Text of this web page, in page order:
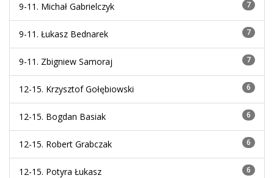
9-11. Michał Gabrielczyk 7
9-11. Łukasz Bednarek 7
9-11. Zbigniew Samoraj 7
12-15. Krzysztof Gołębiowski 6
12-15. Bogdan Basiak 6
12-15. Robert Grabczak 6
12-15. Potyra Łukasz 6